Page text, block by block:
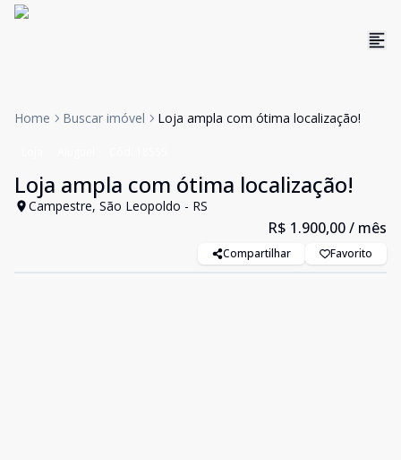
Home Buscar imóvel Loja ampla com ótima localização!
Loja ampla com ótima localização!
Campestre, São Leopoldo - RS
R$ 1.900,00/ mês
Compartilhar Favorito